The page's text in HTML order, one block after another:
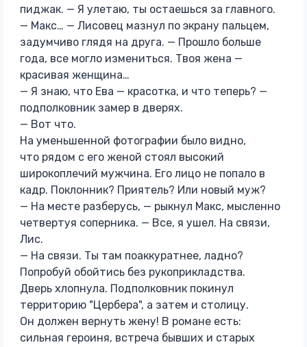
пиджак. — Я улетаю, ты остаешься за главного.
— Макс… — Лисовец мазнул по экрану пальцем,
задумчиво глядя на друга. — Прошло больше
года, все могло измениться. Твоя жена —
красивая женщина…
— Я знаю, что Ева — красотка, и что теперь? —
подполковник замер в дверях.
— Вот что.
На уменьшенной фотографии было видно,
что рядом с его женой стоял высокий
широкоплечий мужчина. Его лицо не попало в
кадр. Поклонник? Приятель? Или новый муж?
— На месте разберусь, — рыкнул Макс, мысленно
четвертуя соперника. — Все, я ушел. На связи,
Лис.
— На связи. Ты там поаккуратнее, ладно?
Попробуй обойтись без рукоприкладства.
Дверь хлопнула. Подполковник покинул
территорию "Цербера", а затем и столицу.
Он должен вернуть жену! В романе есть:
сильная героиня, встреча бывших и старых